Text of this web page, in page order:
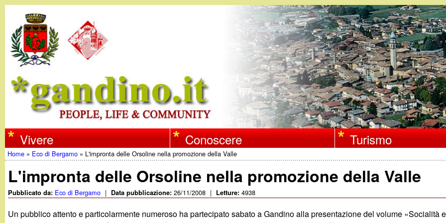
Salta
al
contenuto
principale
w
w
w
.
Vivere Conoscere Turismo
Tu
sei
Home » Eco di Bergamo » L'impronta delle Orsoline nella promozione della Valle
L'impronta delle Orsoline nella promozione della Valle
Pubblicato da: Eco di Bergamo | Data pubblicazione:26/11/2008 | Letture:4938
Un pubblico attento e particolarmente numeroso ha partecipato sabato a Gandino alla presentazione del volume «Socialità